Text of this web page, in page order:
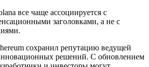
все чаще ассоциируется с
заголовками, а не с
сохранил репутацию ведущей
решений. С обновлением